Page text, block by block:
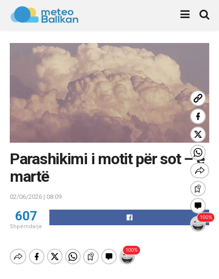
Parashikimi i motit për sot – e
martë
02/06/2026 | 08:09
607
Shpërndarje